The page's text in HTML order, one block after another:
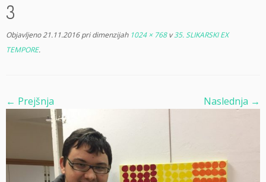
3
Objavljeno21.11.2016pri dimenzijah1024 × 768v35. SLIKARSKI EX
TEMPORE.
← Prejšnja Naslednja →